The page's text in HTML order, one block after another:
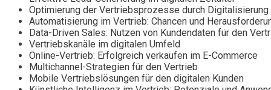
Optimierung der Vertriebsprozesse durch Digitalisierung
Automatisierung im Vertrieb: Chancen und
Data-Driven Sales: Nutzen von Kundendaten für den
Vertriebskanäle im digitalen Umfeld
Online-Vertrieb: Erfolgreich verkaufen im E-Commerce
Multichannel-Strategien für den Vertrieb
Mobile Vertriebslösungen für den digitalen Kunden